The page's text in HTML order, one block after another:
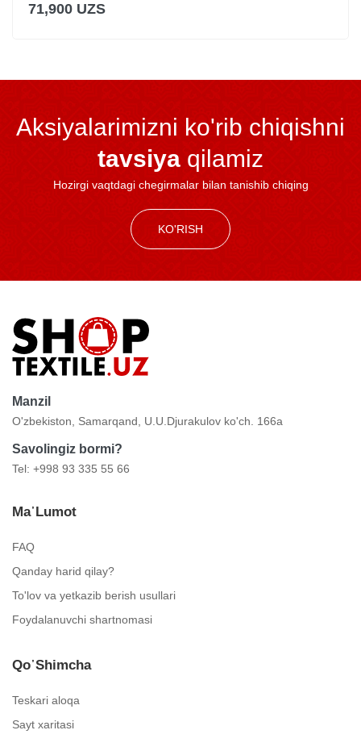
71,900 UZS
Aksiyalarimizni ko'rib chiqishni
tavsiya qilamiz
Hozirgi vaqtdagi chegirmalar bilan tanishib chiqing
KO'RISH
Manzil
O'zbekiston, Samarqand, U.U.Djurakulov ko'ch. 166a
Savolingiz bormi?
Tel: +998 93 335 55 66
Ma᾿lumot
FAQ
Qanday harid qilay?
To'lov va yetkazib berish usullari
Foydalanuvchi shartnomasi
Qo᾿shimcha
Teskari aloqa
Sayt xaritasi